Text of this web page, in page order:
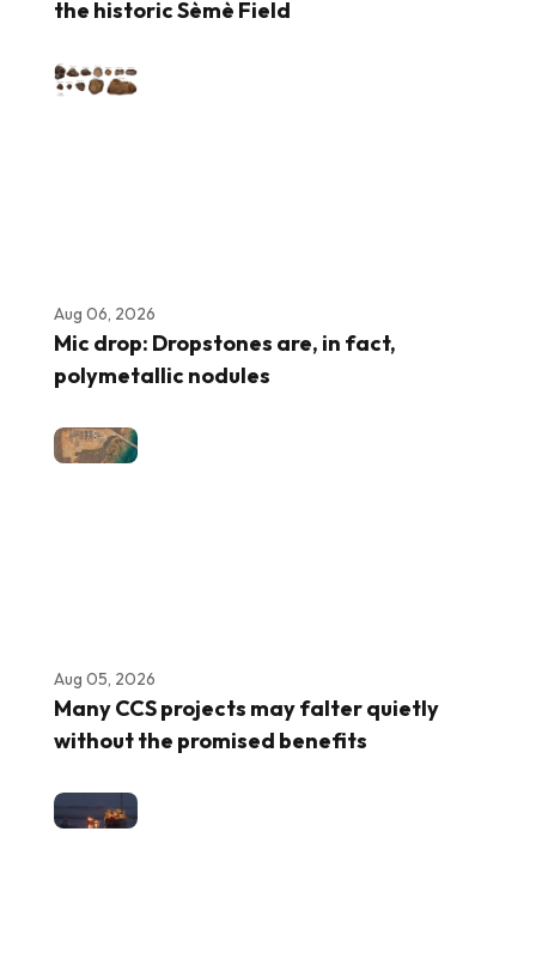
the historic Sèmè Field
Aug 06, 2026
Mic drop: Dropstones are, in fact,
polymetallic nodules
Aug 05, 2026
Many CCS projects may falter quietly
without the promised benefits